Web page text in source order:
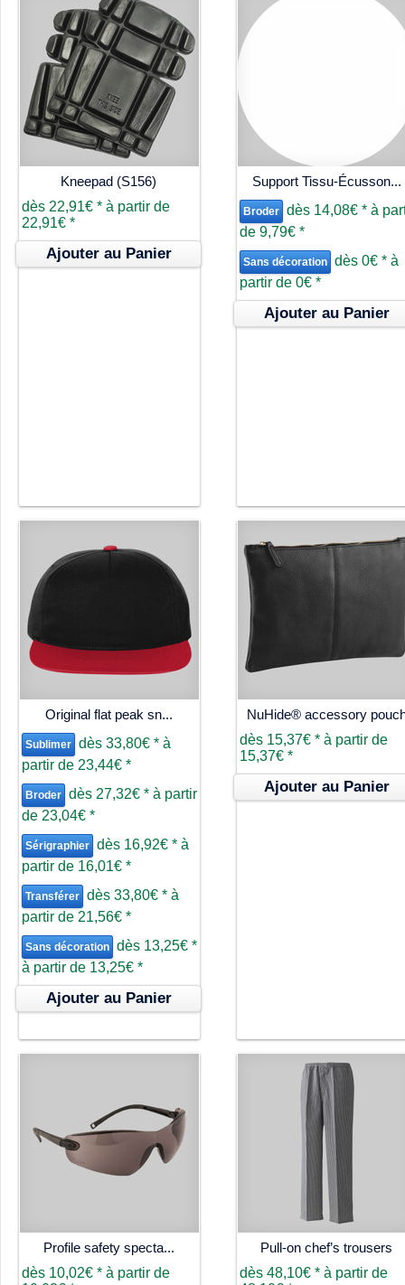
Kneepad (S156)
dès 22,91€ * à partir de
22,91€ *
Ajouter au Panier
Support Tissu-Écusson...
Broder dès 14,08€ * à
de 9,79€ *
Sans décoration dès 0€ * à
partir de 0€ *
Ajouter au Panier
Original flat peak sn...
Sublimer dès 33,80€ * à
partir de 23,44€ *
Broder dès 27,32€ * à partir
de 23,04€ *
Sérigraphier dès 16,92€ * à
partir de 16,01€ *
Transférer dès 33,80€ * à
partir de 21,56€ *
Sans décoration dès 13,25€ *
à partir de 13,25€ *
Ajouter au Panier
NuHide® accessory
dès 15,37€ * à partir de
15,37€ *
Ajouter au Panier
Profile safety specta...
dès 10,02€ * à partir de
Pull-on chef’s trousers
dès 48,10€ * à partir de